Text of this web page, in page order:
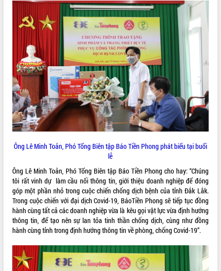
Ông Lê Minh Toản, Phó Tổng Biên tập Báo Tiền Phong phát biểu tại buổi
lễ
Ông Lê Minh Toản, Phó Tổng Biên tập Báo Tiền Phong cho hay: “Chúng
tôi rất vinh dự làm cầu nối thông tin, giới thiệu doanh nghiệp để đóng
góp một phần nhỏ trong cuộc chiến chống dịch bệnh của tỉnh Đắk Lắk.
Trong cuộc chiến với đại dịch Covid-19, BáoTiền Phong sẽ tiếp tục đồng
hành cùng tất cả các doanh nghiệp vừa là kêu gọi vật lực vừa định hướng
thông tin, để tạo nên sự lan tỏa tinh thần chống dịch, cùng như đồng
hành cùng tỉnh trong định hướng thông tin về phòng, chống Covid-19”.